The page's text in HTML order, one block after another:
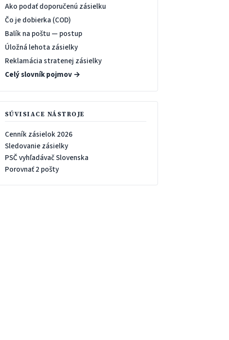
Ako podať doporučenú zásielku
Čo je dobierka (COD)
Balík na poštu — postup
Úložná lehota zásielky
Reklamácia stratenej zásielky
Celý slovník pojmov →
SÚVISIACE NÁSTROJE
Cenník zásielok 2026
Sledovanie zásielky
PSČ vyhľadávač Slovenska
Porovnať 2 pošty